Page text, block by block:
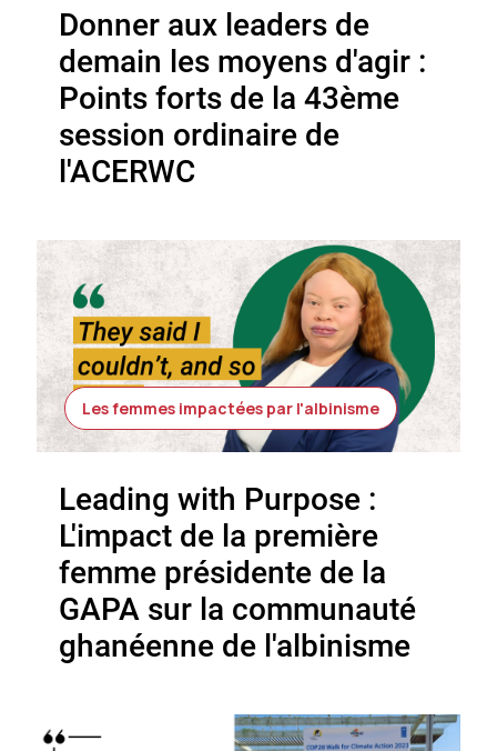
Donner aux leaders de
demain les moyens d'agir :
Points forts de la 43ème
session ordinaire de
l'ACERWC
Les femmes impactées par l'albinisme
Leading with Purpose :
L'impact de la première
femme présidente de la
GAPA sur la communauté
ghanéenne de l'albinisme